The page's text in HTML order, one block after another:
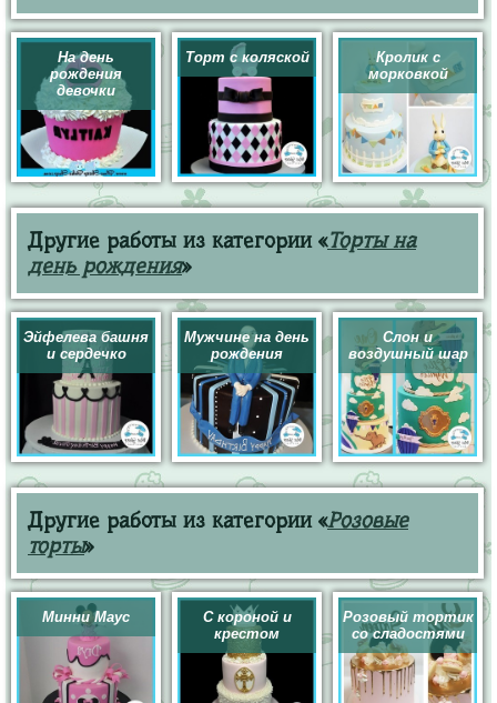
На день
рождения
девочки
Торт с коляской
Кролик с
морковкой
Другие работы из категории «Торты на
день рождения»
Эйфелева башня
и сердечко
Мужчине на день
рождения
Слон и
воздушный шар
Другие работы из категории «Розовые
торты»
Минни Маус
С короной и
крестом
Розовый тортик
со сладостями